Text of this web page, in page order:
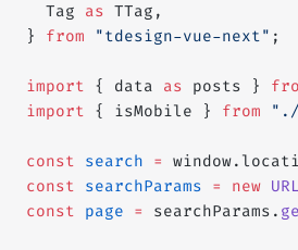
  Tag
as TTag,
} from "tdesign-vue-next" ;
import { data as posts }
import { isMobile } from "./
const search =
const searchParams = new
const page = searchParams.